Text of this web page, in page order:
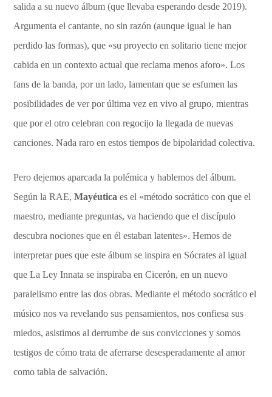
salida a su nuevo álbum (que llevaba esperando desde 2019).
Argumenta el cantante, no sin razón (aunque igual le han
perdido las formas), que «su proyecto en solitario tiene mejor
cabida en un contexto actual que reclama menos aforo». Los
fans de la banda, por un lado, lamentan que se esfumen las
posibilidades de ver por última vez en vivo al grupo, mientras
que por el otro celebran con regocijo la llegada de nuevas
canciones. Nada raro en estos tiempos de bipolaridad colectiva.
Pero dejemos aparcada la polémica y hablemos del álbum.
Según la RAE,Mayéutica es el «método socrático con que el
maestro, mediante preguntas, va haciendo que el discípulo
descubra nociones que en él estaban latentes». Hemos de
interpretar pues que este álbum se inspira en Sócrates al igual
que La Ley Innata se inspiraba en Cicerón, en un nuevo
paralelismo entre las dos obras. Mediante el método socrático el
músico nos va revelando sus pensamientos, nos confiesa sus
miedos, asistimos al derrumbe de sus convicciones y somos
testigos de cómo trata de aferrarse desesperadamente al amor
como tabla de salvación.